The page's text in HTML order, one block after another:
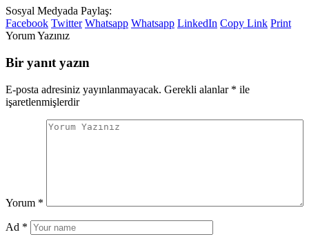
Sosyal Medyada Paylaş:
Facebook Twitter Whatsapp Whatsapp LinkedIn Copy Link Print
Yorum Yazınız
Bir yanıt yazın
E-posta adresiniz yayınlanmayacak. Gerekli alanlar * ile
işaretlenmişlerdir
Yorum *
Ad *